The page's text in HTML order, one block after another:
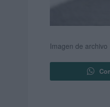
Imagen de archivo